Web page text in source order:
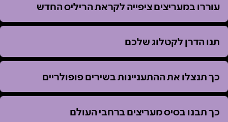
עוררו במעריצים ציפייה לקראת הריליס החדש
עוררו במעריצים ציפייה לקראת הריליס החדש
תנו הדרן לקטלוג שלכם
תנו הדרן לקטלוג שלכם
כך תנצלו את ההתעניינות בשירים פופולריים
כך תנצלו את ההתעניינות בשירים פופולריים
כך תבנו בסיס מעריצים ברחבי העולם
כך תבנו בסיס מעריצים ברחבי העולם